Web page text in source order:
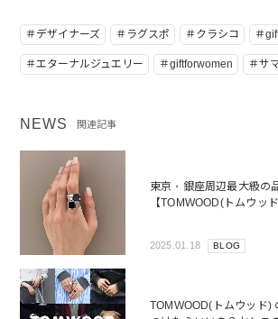
＃デザイナーズ ＃ラグスポ ＃クラシコ ＃
＃エターナルジュエリー ＃giftforwomen ＃サ
NEWS 関連記事
東京・銀座周辺最大級の
【TOMWOOD(トムウッ
2025.01.18 BLOG
TOMWOOD(トムウッド)